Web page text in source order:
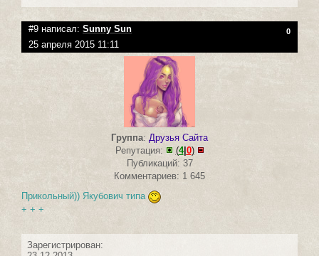
#9 написал: Sunny Sun 0
25 апреля 2015 11:11
Группа: Друзья Сайта
Репутация:
(4| 0)
Публикаций: 37
Комментариев: 1 645
Прикольный)) Якубович типа
+ + +
Зарегистрирован: